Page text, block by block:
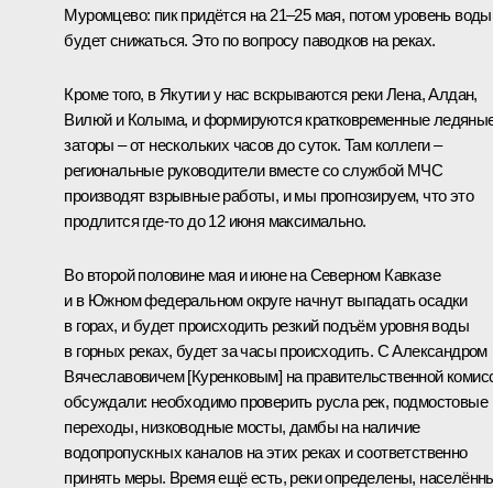
Муромцево: пик придётся на 21–25 мая, потом уровень воды
будет снижаться. Это по вопросу паводков на реках.
Кроме того, в Якутии у нас вскрываются реки Лена, Алдан,
Вилюй и Колыма, и формируются кратковременные
заторы – от нескольких часов до суток. Там коллеги –
региональные руководители вместе со службой МЧС
производят взрывные работы, и мы прогнозируем, что это
продлится где-то до 12 июня максимально.
Во второй половине мая и июне на Северном Кавказе
и в Южном федеральном округе начнут выпадать осадки
в горах, и будет происходить резкий подъём уровня воды
в горных реках, будет за часы происходить. С Александром
Вячеславовичем [Куренковым] на правительственной
обсуждали: необходимо проверить русла рек, подмостовые
переходы, низководные мосты, дамбы на наличие
водопропускных каналов на этих реках и соответственно
принять меры. Время ещё есть, реки определены,